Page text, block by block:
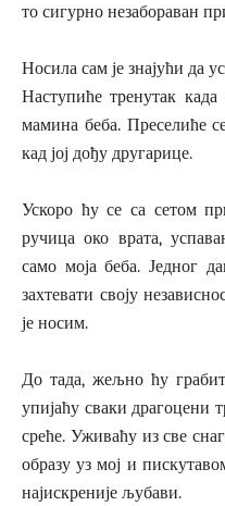
то сигурно незабораван
Носила сам је знајући да
Наступиће тренутак
мамина беба. Преселиће
кад јој дођу другарице.
Ускоро ћу се са сетом
ручица око врата,
само моја беба. Једног
захтевати своју
је носим.
До тада, жељно ћу
упијаћу сваки драгоцени
среће. Уживаћу из све
образу уз мој и
најискреније љубави.